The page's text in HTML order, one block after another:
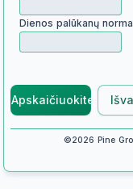
Dienos palūkanų
Apskaičiuokite
©2026 Pine